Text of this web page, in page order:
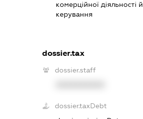
комерційної діяльності й
керування
dossier.tax
dossier.staff
dossier.taxDebt